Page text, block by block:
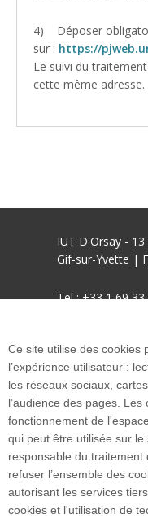
4) Déposer
sur : https://
Le suivi du
cette même adresse.
IUT D'Orsay -
Gif-sur-Yvette |
Tel : +33 1 69 33
saclay.fr
Accès : RER B
Ce site utilise des cookies
l’expérience utilisateur :
les réseaux sociaux,
l’audience des pages.
fonctionnement de
qui peut être utilisée sur le
responsable du traitement
refuser l’ensemble des
autorisant les services
cookies et l'utilisation de